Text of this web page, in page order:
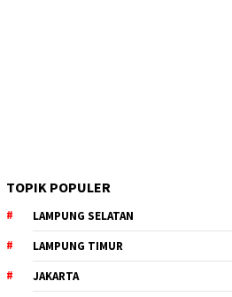
TOPIK POPULER
LAMPUNG SELATAN
LAMPUNG TIMUR
JAKARTA